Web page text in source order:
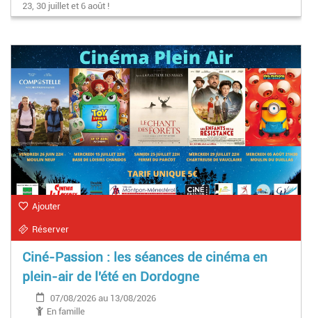
23, 30 juillet et 6 août !
Ajouter
Réserver
Ciné-Passion : les séances de cinéma en
plein-air de l'été en Dordogne
07/08/2026 au 13/08/2026
En famille